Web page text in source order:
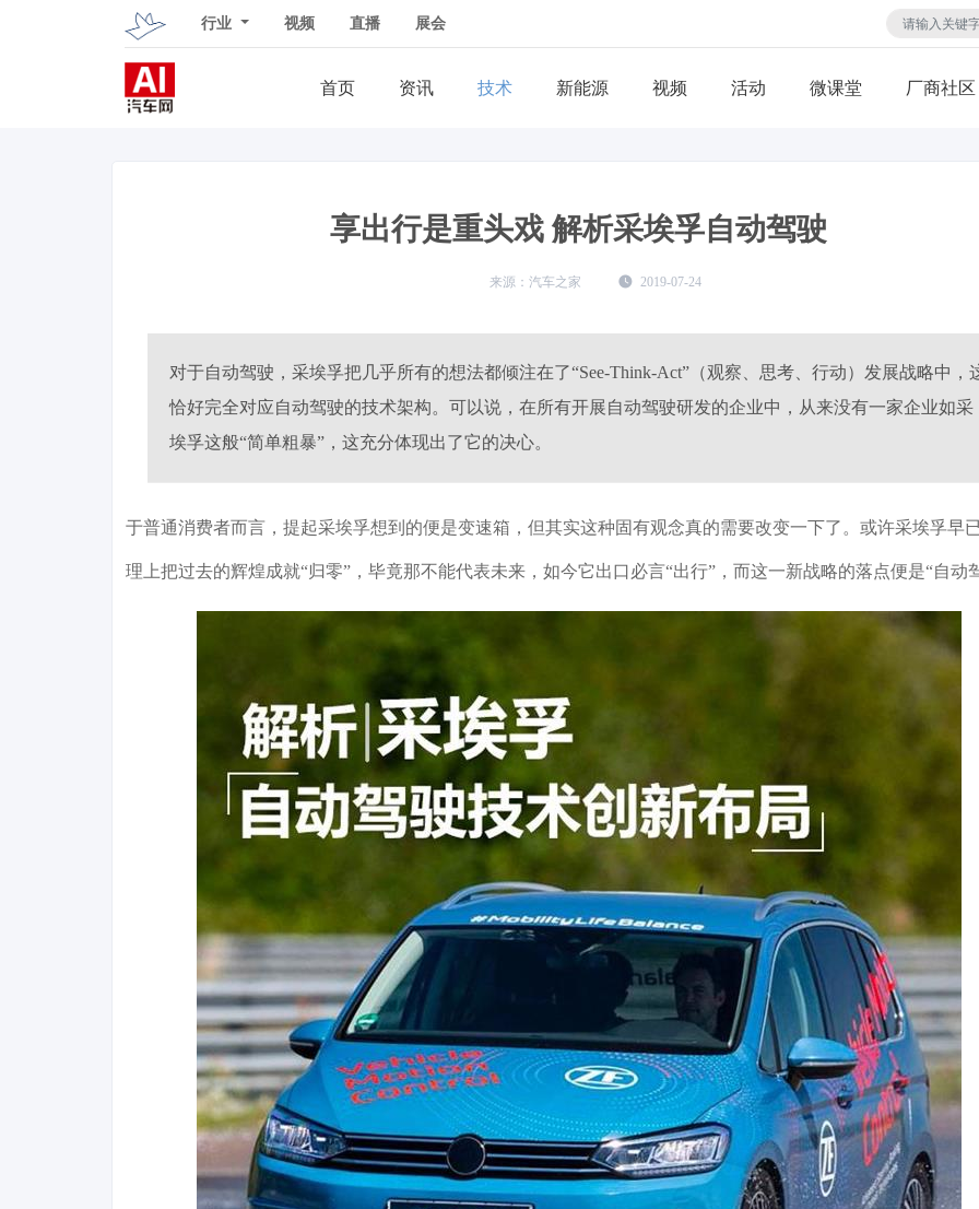
行业 视频 直播 展会
首页 资讯 技术 视频 活动 微课堂 厂商社区
享出行是重头戏 解析采埃孚自动驾驶
汽车之家 2019-07-24
对于自动驾驶，采埃孚把几乎所有的想法都倾注在了“See-Think-Act”（观察、思考、行动）发展战略中，
恰好完全对应自动驾驶的技术架构。可以说，在所有开展自动驾驶研发的企业中，从来没有一家企业如采
埃孚这般“简单粗暴”，这充分体现出了它的决心。
于普通消费者而言，提起采埃孚想到的便是变速箱，但其实这种固有观念真的需要改变一下了。或许采埃孚早
理上把过去的辉煌成就“归零”，毕竟那不能代表未来，如今它出口必言“出行”，而这一新战略的落点便是“自动